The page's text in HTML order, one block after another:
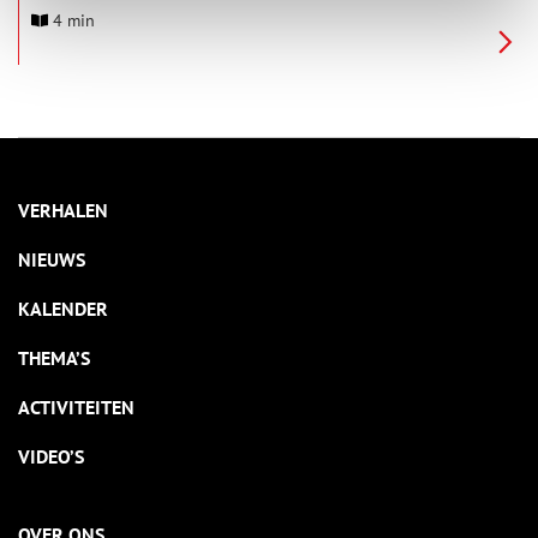
en eindigt bij het Fort aan de Liede.
4 min
VERHALEN
NIEUWS
KALENDER
THEMA’S
ACTIVITEITEN
VIDEO’S